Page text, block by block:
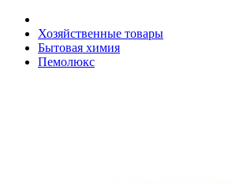
Хозяйственные товары
Бытовая химия
Пемолюкс